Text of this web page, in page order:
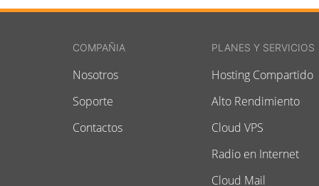
COMPAÑIA
Nosotros
Soporte
Contactos
PLANES Y SERVICIOS
Hosting Compartido
Alto Rendimiento
Cloud VPS
Radio en Internet
Cloud Mail